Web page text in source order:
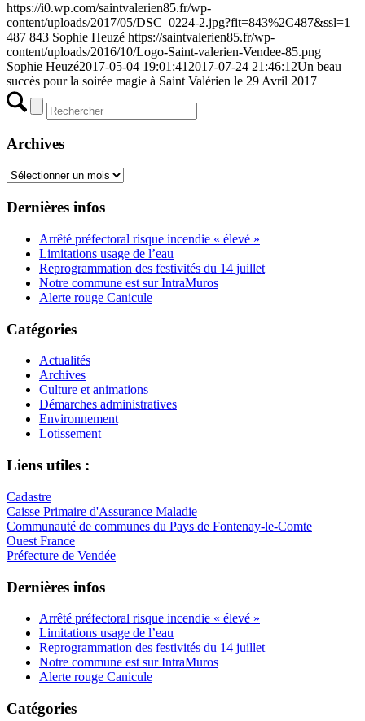
https://i0.wp.com/saintvalerien85.fr/wp-
content/uploads/2017/05/DSC_0224-2.jpg?fit=843%2C487&ssl=1
487 843 Sophie Heuzé https://saintvalerien85.fr/wp-
content/uploads/2016/10/Logo-Saint-valerien-Vendee-85.png
Sophie Heuzé2017-05-04 19:01:41 2017-07-24 21:46:12Un beau
succès pour la soirée magie à Saint Valérien le 29 Avril 2017
Archives
Archives
Dernières infos
Arrêté préfectoral risque incendie « élevé »
Limitations usage de l’eau
Reprogrammation des festivités du 14 juillet
Notre commune est sur IntraMuros
Alerte rouge Canicule
Catégories
Actualités
Archives
Culture et animations
Démarches administratives
Environnement
Lotissement
Liens utiles :
Cadastre
Caisse Primaire d'Assurance Maladie
Communauté de communes du Pays de Fontenay-le-Comte
Ouest France
Préfecture de Vendée
Dernières infos
Arrêté préfectoral risque incendie « élevé »
Limitations usage de l’eau
Reprogrammation des festivités du 14 juillet
Notre commune est sur IntraMuros
Alerte rouge Canicule
Catégories